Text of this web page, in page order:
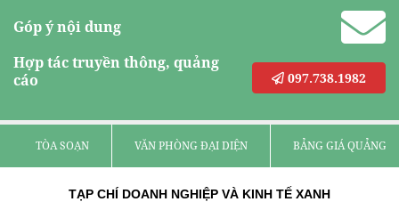
Góp ý nội dung
Hợp tác truyền thông, quảng
cáo
097.738.1982
TÒA SOẠN VĂN PHÒNG ĐẠI DIỆN BẢNG GIÁ QUẢNG
TẠP CHÍ DOANH NGHIỆP VÀ KINH TẾ XANH